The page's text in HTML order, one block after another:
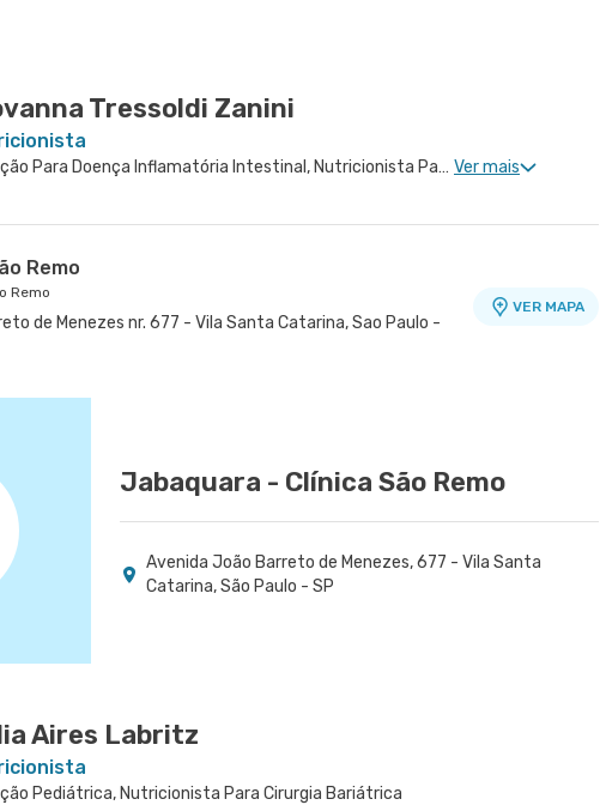
Tressoldi Zanini
Nutrição Para Doença Inflamatória Intestinal, Nutricionista Para Cirurgia Bariátrica, Doenças Inflamatórias Intestinais Ver mais
Remo
Remo
de Menezes nr. 677 - Vila Santa Catarina, Sao Paulo -
VER MAPA
Jabaquara - Clínica São Remo
Avenida João Barreto de Menezes, 677 - Vila Santa
Catarina, São Paulo - SP
Aires Labritz
Pediátrica, Nutricionista Para Cirurgia Bariátrica